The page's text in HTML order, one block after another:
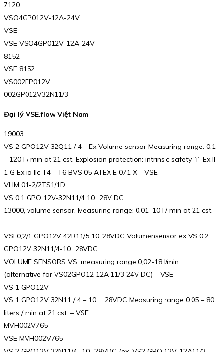
7120
VSO4GP012V-12A-24V
VSE
VSE VSO4GP012V-12A-24V
8152
VSE 8152
VS002EP012V
002GP012V32N11/3
Đại lý VSE.flow Việt Nam
19003
VS 2 GPO12V 32Q11 / 4 – Ex Volume sensor Measuring range: 0.1
– 120 l / min at 21 cst. Explosion protection: intrinsic safety “i” Ex II
1 G Ex ia IIc T4 – T6 BVS 05 ATEX E 071 X – VSE
VHM 01-2/2TS1/1D
VS 0,1 GPO 12V-32N11/4 10…28V DC
13000, volume sensor. Measuring range: 0.01–10 l / min at 21 cst.
–
VSI 0,2/1 GPO12V 42R11/5 10..28VDC Volumensensor ex VS 0,2
GPO12V 32N11/4-10…28VDC
VOLUME SENSORS VS. measuring range 0,02-18 l/min
(alternative for VS02GPO12 12A 11/3 24V DC) – VSE
VS 1 GPO12V
VS 1 GPO12V 32N11 / 4 – 10 … 28VDC Measuring range 0.05 – 80
liters / min at 21 cst. – VSE
MVH002V765
VSE MVH002V765